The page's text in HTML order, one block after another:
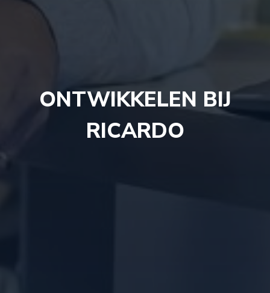
ONTWIKKELEN BIJ
RICARDO